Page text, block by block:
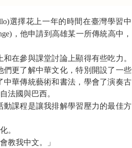
選擇花上一年的時間在臺灣學習中
，他申請到高雄某一所傳統高中，
在參與課堂討論上顯得有些吃力。
更了解中華文化，特別開設了一些
華傳統藝術和書法，學會了演奏古
法國與巴西。
課程是讓我排解學習壓力的最佳方
。
教我中文。」